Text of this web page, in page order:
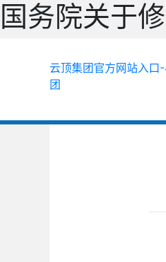
国务院关于
云顶集团官方网站入
团